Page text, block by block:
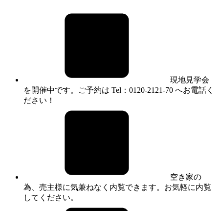
現地見学会
を開催中です。ご予約は Tel：0120-2121-70 へお電話く
ださい！
空き家の
為、売主様に気兼ねなく内覧できます。お気軽に内覧
してください。